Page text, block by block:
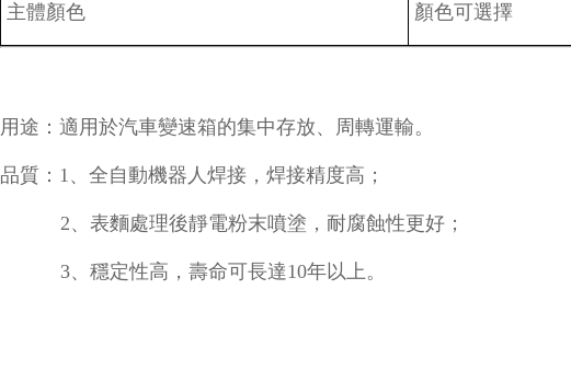
主體顏色 顏色可選擇
用途：適用於汽車變速箱的集中存放、周轉運輸。
品質：1、全自動機器人焊接，焊接精度高；
2、表麵處理後靜電粉末噴塗，耐腐蝕性更好；
3、穩定性高，壽命可長達10年以上。